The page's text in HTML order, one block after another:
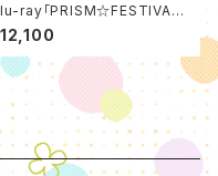
ray「PRISM☆FESTIVA
vol.1 -Resistance-」